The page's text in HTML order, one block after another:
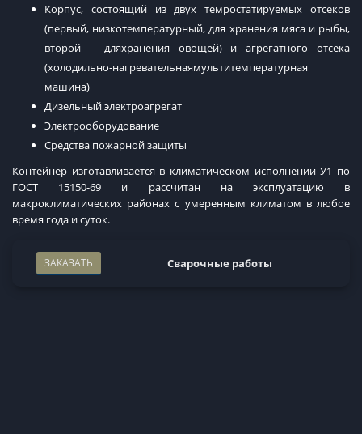
Корпус, состоящий из двух темростатируемых отсеков
(первый, низкотемпературный, для хранения мяса и рыбы,
второй – дляхранения овощей) и агрегатного отсека
(холодильно-нагревательнаямультитемпературная
машина)
Дизельный электроагрегат
Электрооборудование
Средства пожарной защиты
Контейнер изготавливается в климатическом исполнении У1 по
ГОСТ 15150-69 и рассчитан на эксплуатацию в
макроклиматических районах с умеренным климатом в любое
время года и суток.
ЗАКАЗАТЬ Сварочные работы